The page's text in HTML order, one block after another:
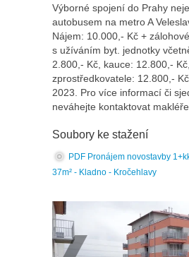
Výborné spojení do Prahy
autobusem na metro A
Nájem: 10.000,- Kč +
s užíváním byt. jednotky
2.800,- Kč, kauce: 12.800,-
zprostředkovatele: 12.800,-
2023. Pro více informací či
neváhejte kontaktovat
Soubory ke stažení
PDF Pronájem novostavby
37m² - Kladno - Kročehlavy